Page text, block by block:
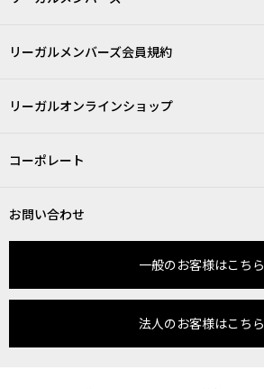
リーガルメンバーズ会員規約
リーガルオンラインショップ
コーポレート
お問い合わせ
一般のお客様はこちら
法人のお客様はこちら